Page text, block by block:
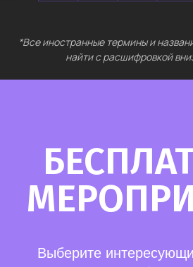
полезные рекомендации и советы по
с нейросетями для тех, кто делает первые
шаги в области ИИ.
Нейросети для разработки и IT
—
углубленное изучение ИИ для решения
автономных систем.
Высшее образование 2